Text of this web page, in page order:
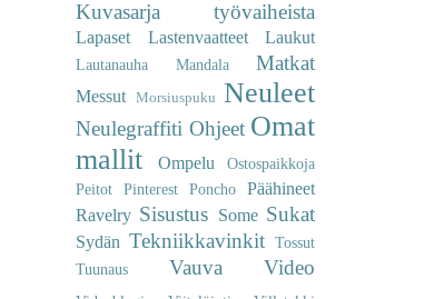
Kuvasarja työvaiheista
Lapaset Lastenvaatteet Laukut
Lautanauha Mandala Matkat
Messut Morsiuspuku Neuleet
Neulegraffiti Ohjeet Omat
mallit
Ompelu Ostospaikkoja
Peitot Pinterest Poncho Päähineet
Ravelry Sisustus Some Sukat
Sydän Tekniikkavinkit Tossut
Tuunaus Vauva Video